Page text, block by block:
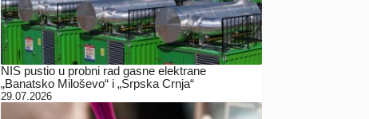
NIS pustio u probni rad gasne elektrane
„Banatsko Miloševo“ i „Srpska Crnja“
29.07.2026